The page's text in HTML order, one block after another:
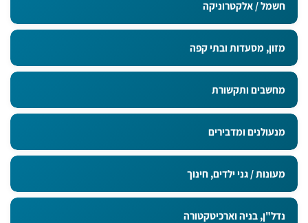
חשמל / אלקטרוניקה
מזון, מסעדות ובתי קפה
מחשבים ותקשורת
מנעולנים ומדבירים
מעונות / גני ילדים, חינוך
נדל"ן, בניה וארכיטקטורה